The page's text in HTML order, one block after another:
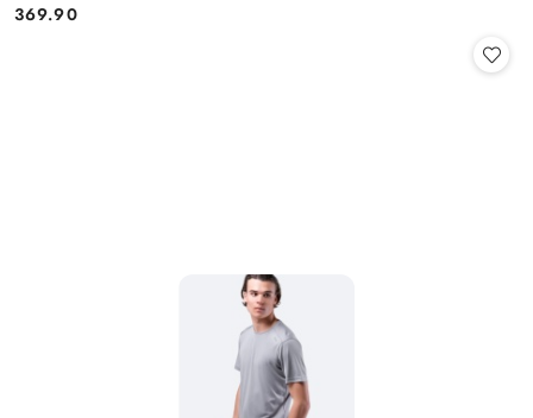
Cena:
369.90